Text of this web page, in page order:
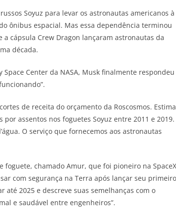
Soyuz para levar os astronautas americanos à
ônibus espacial. Mas essa dependência terminou
a cápsula Crew Dragon lançaram astronautas da
década.
Center da NASA, Musk finalmente respondeu
de receita do orçamento da Roscosmos.
por assentos nos foguetes Soyuz entre 2011 e 2019.
O serviço que fornecemos aos astronautas
foguete, chamado Amur, que foi pioneiro na SpaceX
com segurança na Terra após lançar seu primeiro
até 2025 e descreve suas semelhanças com o
e saudável entre engenheiros”.